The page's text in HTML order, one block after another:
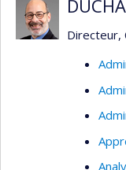
Directeur,